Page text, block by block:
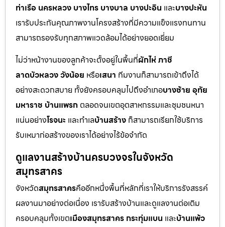
ท่าเรือ นครหลวง บางไทร บางบาล บางปะอิน และบางปะหัน
เรารับประกันคุณภาพงานโครงสร้างที่มีความแข็งแรงทนทาน
สามารถรองรับทุกสภาพแวดล้อมได้อย่างยอดเยี่ยม
ไม่ว่าหน้างานของลูกค้าจะตั้งอยู่ในพื้นที่ผักไห่ ภาชี
ลาดบัวหลวง วังน้อย หรือเสนา ทีมงานก็สามารถเข้าถึงได้
อย่างสะดวกสบาย ทั้งยังครอบคลุมไปถึงอำเภอบางซ้าย อุทัย
มหาราช บ้านแพรก ตลอดจนเขตอุตสาหกรรมและชุมชนหนา
แน่นอย่างโรจนะ และทำเลบ้านสร้าง ก็สามารถเรียกใช้บริการ
รับเหมาก่อสร้างของเราได้อย่างไร้ข้อจำกัด
ดูแลงานสร้างบ้านครบวงจรในจังหวัด
สมุทรสาคร
จังหวัดสมุทรสาครคืออีกหนึ่งพื้นที่หลักที่เราให้บริการรังสรรค์
ผลงานมาอย่างต่อเนื่อง เรารับสร้างบ้านและดูแลงานต่อเติม
ครอบคลุมทั้งเขตเมืองสมุทรสาคร กระทุ่มแบน และบ้านแพ้ว